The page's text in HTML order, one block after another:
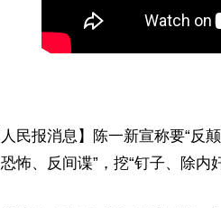
人民报消息】陈一新宣称要“反
怖、反间谍”，挖“钉子、除内奸